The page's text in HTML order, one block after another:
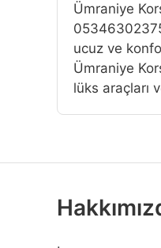
Ümraniye
ucuz ve
Ümraniye
lüks araçları